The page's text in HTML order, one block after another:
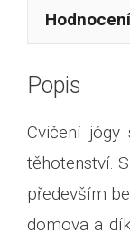
Popis
Cvičení jógy
těhotenství.
především
domova a